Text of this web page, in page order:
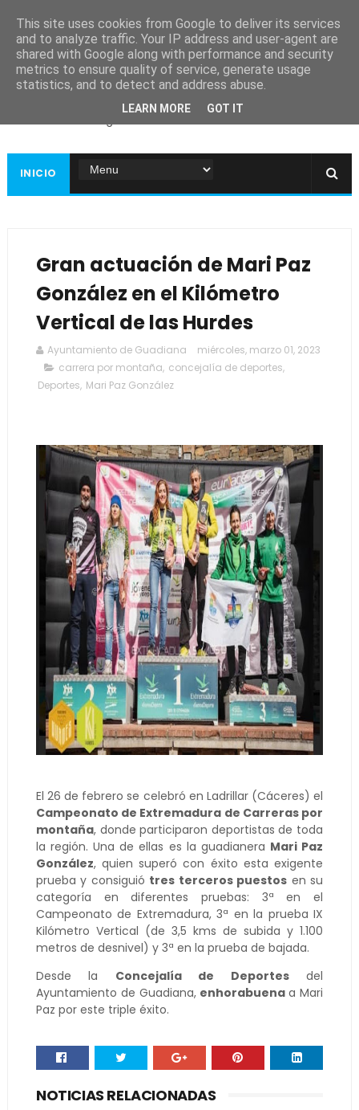
Ayuntamiento de
Guadiana
INICIO
Gran actuación de Mari Paz
González en el Kilómetro
Vertical de las Hurdes
Ayuntamiento de Guadiana
miércoles, marzo 01, 2023
carrera por montaña, concejalía de deportes,
Deportes, Mari Paz González
El 26 de febrero se celebró en Ladrillar (Cáceres) el
Campeonato de Extremadura de Carreras por
montaña, donde participaron deportistas de toda
la región. Una de ellas es la guadianera Mari Paz
González, quien superó con éxito esta exigente
prueba y consiguió tres terceros puestos en su
categoría en diferentes pruebas: 3ª en el
Campeonato de Extremadura, 3ª en la prueba IX
Kilómetro Vertical (de 3,5 kms de subida y 1.100
metros de desnivel) y 3ª en la prueba de bajada.
Desde la Concejalía de Deportesdel
Ayuntamiento de Guadiana, enhorabuenaa Mari
Paz por este triple éxito.
NOTICIAS RELACIONADAS
This site uses cookies from Google to deliver its services
and to analyze traffic. Your IP address and user-agent are
shared with Google along with performance and security
metrics to ensure quality of service, generate usage
statistics, and to detect and address abuse.
LEARN MORE GOT IT